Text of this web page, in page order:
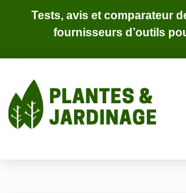
Tests, avis et comparateur
fournisseurs d’outils